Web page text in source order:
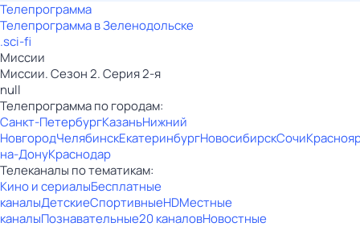
Телепрограмма
Телепрограмма в Зеленодольске
.sci-fi
Миссии
Миссии. Сезон 2. Серия 2-я
null
Телепрограмма по городам:
Санкт-ПетербургКазаньНижний
НовгородЧелябинскЕкатеринбургНовосибирскСочи
на-ДонуКраснодар
Телеканалы по тематикам:
Кино и сериалыБесплатные
каналыДетскиеСпортивныеHDМестные
каналыПознавательные20 каналовНовостные